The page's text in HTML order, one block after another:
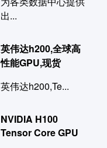
出...
英伟达h200,全球高
性能GPU,现货
英伟达h200,Te...
NVIDIA H100
Tensor Core GPU